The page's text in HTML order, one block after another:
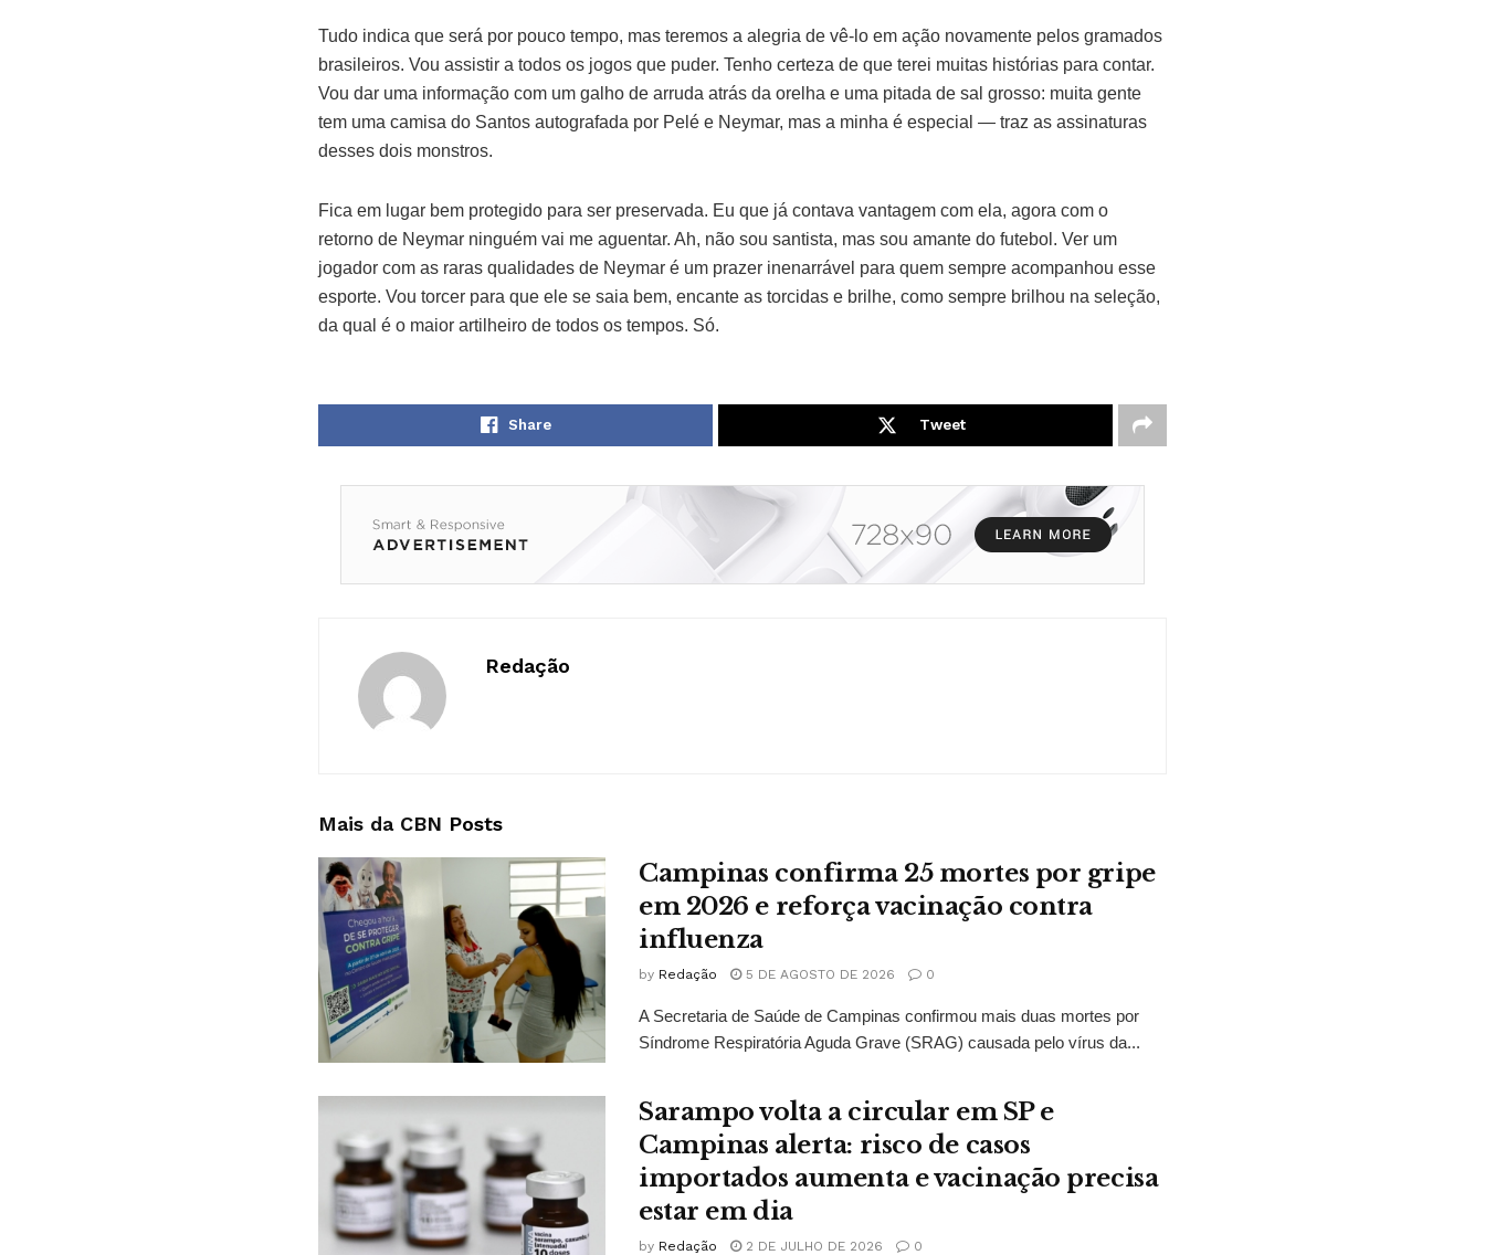
Tudo indica que será por pouco tempo, mas teremos a alegria de vê-lo em ação novamente pelos gramados
brasileiros. Vou assistir a todos os jogos que puder. Tenho certeza de que terei muitas histórias para contar.
Vou dar uma informação com um galho de arruda atrás da orelha e uma pitada de sal grosso: muita gente
tem uma camisa do Santos autografada por Pelé e Neymar, mas a minha é especial — traz as assinaturas
desses dois monstros.
Fica em lugar bem protegido para ser preservada. Eu que já contava vantagem com ela, agora com o
retorno de Neymar ninguém vai me aguentar. Ah, não sou santista, mas sou amante do futebol. Ver um
jogador com as raras qualidades de Neymar é um prazer inenarrável para quem sempre acompanhou esse
esporte. Vou torcer para que ele se saia bem, encante as torcidas e brilhe, como sempre brilhou na seleção,
da qual é o maior artilheiro de todos os tempos. Só.
Share Tweet
Redação
Mais da CBN Posts
Campinas confirma 25 mortes por gripe
em 2026 e reforça vacinação contra
influenza
by Redação 5 DE AGOSTO DE 2026 0
A Secretaria de Saúde de Campinas confirmou mais duas mortes por
Síndrome Respiratória Aguda Grave (SRAG) causada pelo vírus da...
Sarampo volta a circular em SP e
Campinas alerta: risco de casos
importados aumenta e vacinação precisa
estar em dia
by Redação 2 DE JULHO DE 2026 0